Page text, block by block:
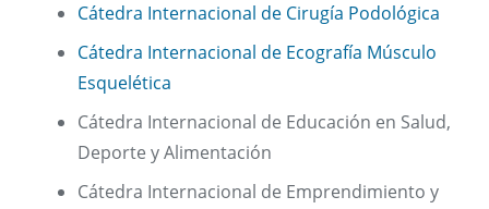
Cátedra Internacional de Cirugía Podológica
Cátedra Internacional de Ecografía Músculo
Esquelética
Cátedra Internacional de Educación en Salud,
Deporte y Alimentación
Cátedra Internacional de Emprendimiento y